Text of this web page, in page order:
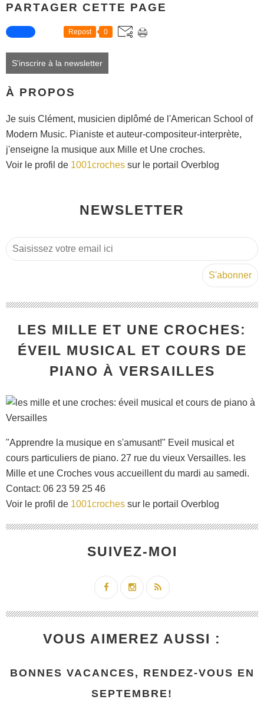
PARTAGER CETTE PAGE
Repost 0
S'inscrire à la newsletter
À PROPOS
Je suis Clément, musicien diplômé de l'American School of
Modern Music. Pianiste et auteur-compositeur-interprète,
j'enseigne la musique aux Mille et Une croches.
Voir le profil de 1001croches sur le portail Overblog
NEWSLETTER
LES MILLE ET UNE CROCHES:
ÉVEIL MUSICAL ET COURS DE
PIANO À VERSAILLES
"Apprendre la musique en s'amusant!" Eveil musical et
cours particuliers de piano. 27 rue du vieux Versailles. les
Mille et une Croches vous accueillent du mardi au samedi.
Contact: 06 23 59 25 46
Voir le profil de 1001croches sur le portail Overblog
SUIVEZ-MOI
VOUS AIMEREZ AUSSI :
BONNES VACANCES, RENDEZ-VOUS EN
SEPTEMBRE!